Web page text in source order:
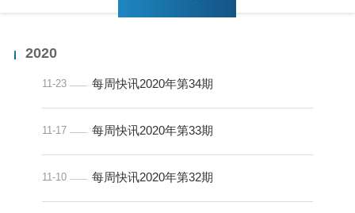
2020
11-23 每周快讯2020年第34期
11-17 每周快讯2020年第33期
11-10 每周快讯2020年第32期